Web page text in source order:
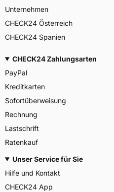
Unternehmen
CHECK24 Österreich
CHECK24 Spanien
CHECK24 Zahlungsarten
PayPal
Kreditkarten
Sofortüberweisung
Rechnung
Lastschrift
Ratenkauf
Unser Service für Sie
Hilfe und Kontakt
CHECK24 App